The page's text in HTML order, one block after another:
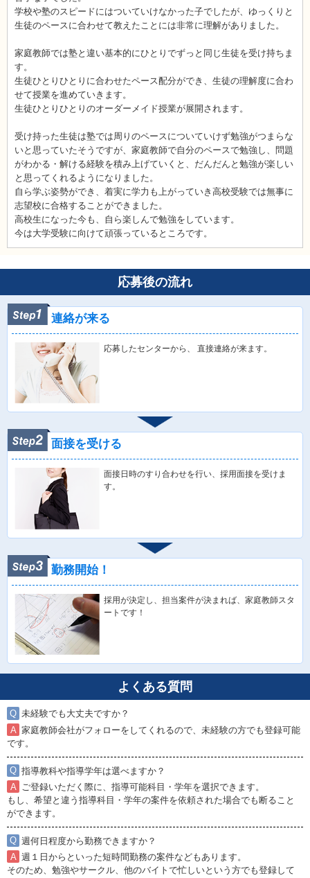
学校や塾のスピードにはついていけなかった子でしたが、ゆっくりと
生徒のペースに合わせて教えたことには非常に理解がありました。
家庭教師では塾と違い基本的にひとりでずっと同じ生徒を受け持ちま
す。
生徒ひとりひとりに合わせたペース配分ができ、生徒の理解度に合わ
せて授業を進めていきます。
生徒ひとりひとりのオーダーメイド授業が展開されます。
受け持った生徒は塾では周りのペースについていけず勉強がつまらな
いと思っていたそうですが、家庭教師で自分のペースで勉強し、問題
がわかる・解ける経験を積み上げていくと、だんだんと勉強が楽しい
と思ってくれるようになりました。
自ら学ぶ姿勢ができ、着実に学力も上がっていき高校受験では無事に
志望校に合格することができました。
高校生になった今も、自ら楽しんで勉強をしています。
今は大学受験に向けて頑張っているところです。
応募後の流れ
連絡が来る
応募したセンターから、 直接連絡が来ます。
面接を受ける
面接日時のすり合わせを行い、採用面接を受けま
す。
勤務開始！
採用が決定し、担当案件が決まれば、家庭教師スタ
ートです！
よくある質問
未経験でも大丈夫ですか？
家庭教師会社がフォローをしてくれるので、未経験の方でも登録可能
です。
指導教科や指導学年は選べますか？
ご登録いただく際に、指導可能科目・学年を選択できます。
もし、希望と違う指導科目・学年の案件を依頼された場合でも断ること
ができます。
週何日程度から勤務できますか？
週１日からといった短時間勤務の案件などもあります。
そのため、勉強やサークル、他のバイトで忙しいという方でも登録して